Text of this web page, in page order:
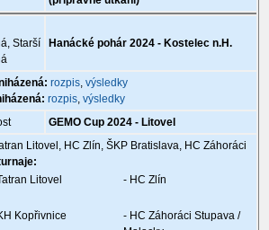
Starší
Hanácké pohár 2024 - Kostelec n.H.
rozpis,výsledky
rozpis,výsledky
GEMO Cup 2024 - Litovel
Litovel, HC Zlín, ŠKP Bratislava, HC Záhoráci
Litovel - HC Zlín
Kopřivnice
- HC Záhoráci Stupava /